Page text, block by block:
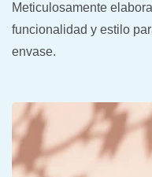
Meticulosamente
funcionalidad y estilo
envase.